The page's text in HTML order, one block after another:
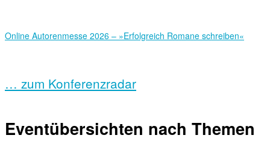
Online Autorenmesse 2026 – »Erfolgreich Romane schreiben«
… zum Konferenzradar
Eventübersichten nach Themen